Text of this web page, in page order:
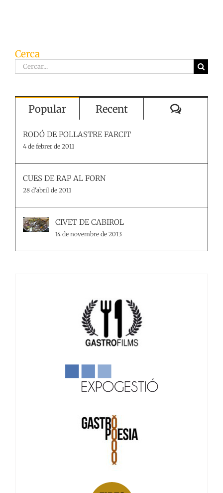
Cerca
Cerca
Popular Recent
RODÓ DE POLLASTRE FARCIT
4 de febrer de 2011
CUES DE RAP AL FORN
28 d'abril de 2011
CIVET DE CABIROL
14 de novembre de 2013